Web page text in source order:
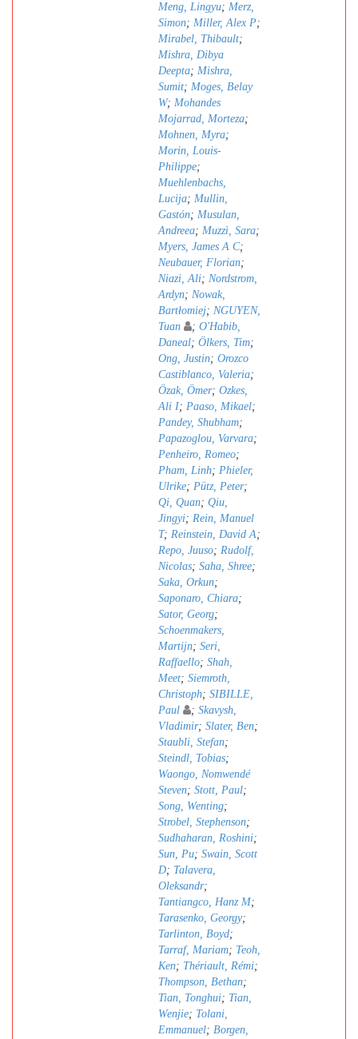
Meng, Lingyu; Merz,
Simon; Miller, Alex P;
Mirabel, Thibault;
Mishra, Dibya
Deepta; Mishra,
Sumit; Moges, Belay
W; Mohandes
Mojarrad, Morteza;
Mohnen, Myra;
Morin, Louis-
Philippe;
Muehlenbachs,
Lucija; Mullin,
Gastón; Musulan,
Andreea; Muzzì, Sara;
Myers, James A C;
Neubauer, Florian;
Niazi, Ali; Nordstrom,
Ardyn; Nowak,
Bartłomiej; NGUYEN,
Tuan
; O'Habib,
Daneal; Ölkers, Tim;
Ong, Justin; Orozco
Castiblanco, Valeria;
Özak, Ömer; Ozkes,
Ali I; Paaso, Mikael;
Pandey, Shubham;
Papazoglou, Varvara;
Penheiro, Romeo;
Pham, Linh; Phieler,
Ulrike; Pütz, Peter;
Qi, Quan; Qiu,
Jingyi; Rein, Manuel
T; Reinstein, David A;
Repo, Juuso; Rudolf,
Nicolas; Saha, Shree;
Saka, Orkun;
Saponaro, Chiara;
Sator, Georg;
Schoenmakers,
Martijn; Seri,
Raffaello; Shah,
Meet; Siemroth,
Christoph; SIBILLE,
Paul
; Skavysh,
Vladimir; Slater, Ben;
Staubli, Stefan;
Steindl, Tobias;
Waongo, Nomwendé
Steven; Stott, Paul;
Song, Wenting;
Strobel, Stephenson;
Sudhaharan, Roshini;
Sun, Pu; Swain, Scott
D; Talavera,
Oleksandr;
Tantiangco, Hanz M;
Tarasenko, Georgy;
Tarlinton, Boyd;
Tarraf, Mariam; Teoh,
Ken; Thériault, Rémi;
Thompson, Bethan;
Tian, Tonghui; Tian,
Wenjie; Tolani,
Emmanuel; Borgen,